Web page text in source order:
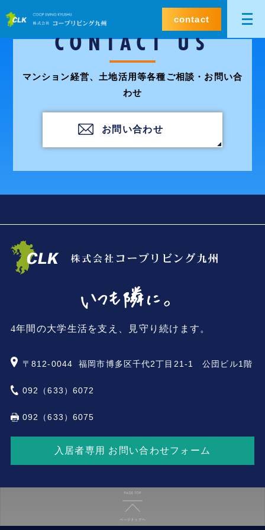
contact
CONTACT US
マンション経営、土地活用等各種ご相談・お問い合
わせ
お問い合わせ
4年間の大学生活を支え、見守り続けます。
〒812-0044 福岡市博多区千代2丁目21-1 公団ビル1階
092（633）6072
092（633）6075
入居者専用 お問い合わせフォーム